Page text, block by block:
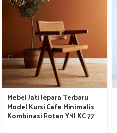
Mebel Jati Jepara Terbaru
Model Kursi Cafe Minimalis
Kombinasi Rotan YMJ KC 77